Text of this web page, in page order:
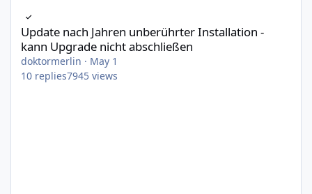
Update nach Jahren unberührter Installation -
kann Upgrade nicht abschließen
doktormerlin · May 1
10 replies7945 views